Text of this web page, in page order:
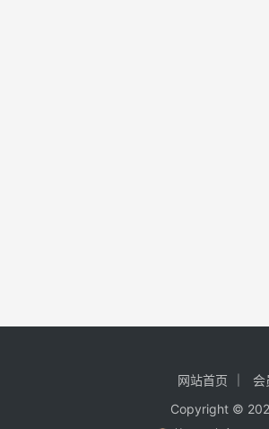
网站首页 会
Copyright ©